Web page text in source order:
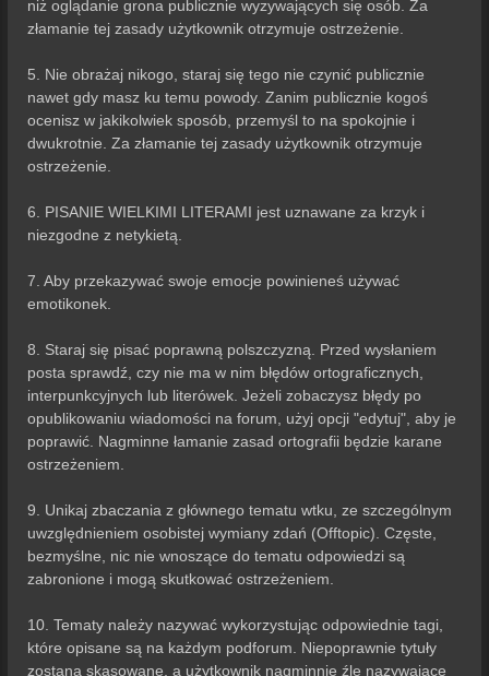
niż oglądanie grona publicznie wyzywających się osób. Za
złamanie tej zasady użytkownik otrzymuje ostrzeżenie.
5. Nie obrażaj nikogo, staraj się tego nie czynić publicznie
nawet gdy masz ku temu powody. Zanim publicznie kogoś
ocenisz w jakikolwiek sposób, przemyśl to na spokojnie i
dwukrotnie. Za złamanie tej zasady użytkownik otrzymuje
ostrzeżenie.
6. PISANIE WIELKIMI LITERAMI jest uznawane za krzyk i
niezgodne z netykietą.
7. Aby przekazywać swoje emocje powinieneś używać
emotikonek.
8. Staraj się pisać poprawną polszczyzną. Przed wysłaniem
posta sprawdź, czy nie ma w nim błędów ortograficznych,
interpunkcyjnych lub literówek. Jeżeli zobaczysz błędy po
opublikowaniu wiadomości na forum, użyj opcji "edytuj", aby je
poprawić. Nagminne łamanie zasad ortografii będzie karane
ostrzeżeniem.
9. Unikaj zbaczania z głównego tematu wtku, ze szczególnym
uwzględnieniem osobistej wymiany zdań (Offtopic). Częste,
bezmyślne, nic nie wnoszące do tematu odpowiedzi są
zabronione i mogą skutkować ostrzeżeniem.
10. Tematy należy nazywać wykorzystując odpowiednie tagi,
które opisane są na każdym podforum. Niepoprawnie tytuły
zostaną skasowane, a użytkownik nagminnie źle nazywające